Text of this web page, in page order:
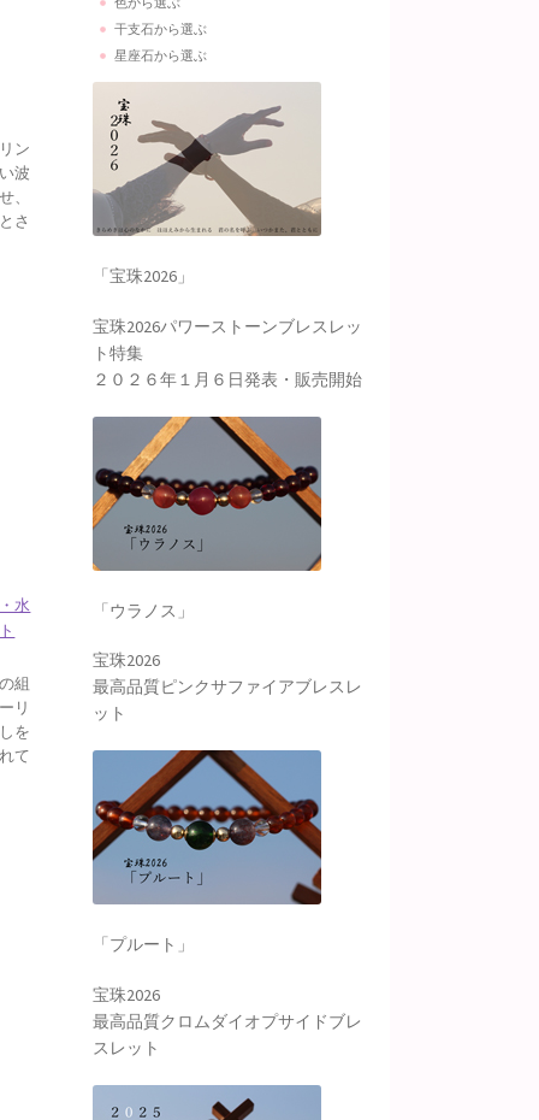
ン
波
、
さ
水
組
リ
を
て
干支石から選ぶ
星座石から選ぶ
「宝珠2026」
宝珠2026パワーストーンブレスレッ
ト特集
２０２６年１月６日発表・販売開始
「ウラノス」
宝珠2026
最高品質ピンクサファイアブレスレ
ット
「プルート」
宝珠2026
最高品質クロムダイオプサイドブレ
スレット